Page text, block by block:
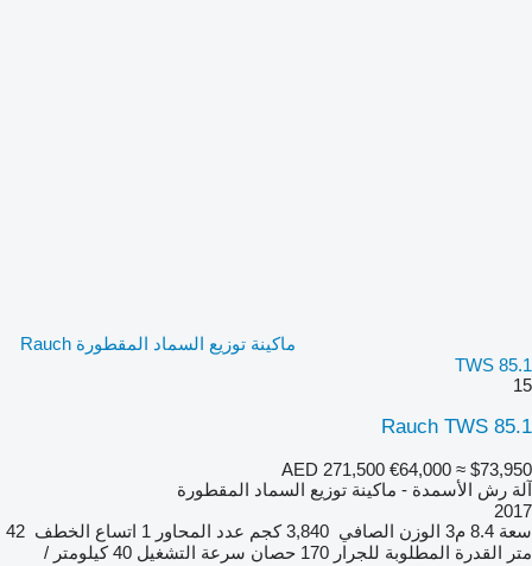
ماكينة توزيع السماد المقطورة Rauch
TWS 85.1
15
Rauch TWS 85.1
AED 271,500 €64,000 ≈ $73,950
آلة رش الأسمدة - ماكينة توزيع السماد المقطورة
2017
سعة 8.4 م3 الوزن الصافي 3,840 كجم عدد المحاور 1 اتساع الخطف 42
متر القدرة المطلوبة للجرار 170 حصان سرعة التشغيل
40 كيلومتر /